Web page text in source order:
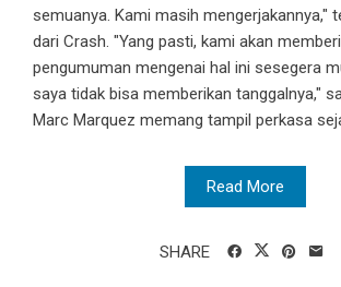
semuanya. Kami masih mengerjakannya,"
dari Crash. "Yang pasti, kami akan
pengumuman mengenai hal ini sesegera
saya tidak bisa memberikan tanggalnya,"
Marc Marquez memang tampil perkasa
Read More
SHARE